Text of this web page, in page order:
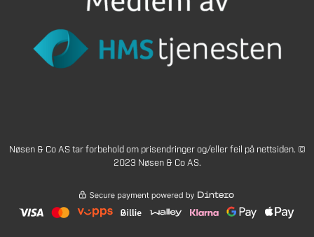
Nøsen & Co AS tar forbehold om prisendringer og/eller feil på nettsiden. ©
2023 Nøsen & Co AS.